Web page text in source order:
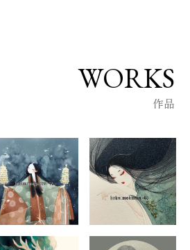
ティストとグループ展を開催
ートグループ巡回展開催
日
）
日
WORKS
作品